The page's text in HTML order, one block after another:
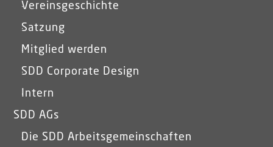
Vereinsgeschichte
Satzung
Mitglied werden
SDD Corporate Design
Intern
SDD AGs
Die SDD Arbeitsgemeinschaften